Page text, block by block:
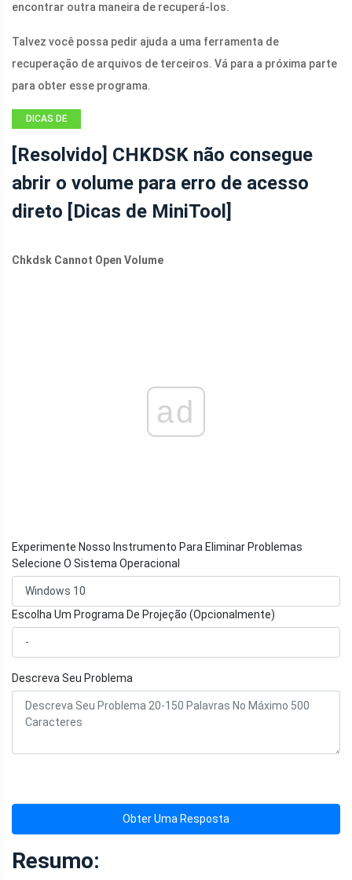
encontrar outra maneira de recuperá-los.
Talvez você possa pedir ajuda a uma ferramenta de
recuperação de arquivos de terceiros. Vá para a próxima parte
para obter esse programa.
DICAS DE
DE DADOS
[Resolvido] CHKDSK não consegue
abrir o volume para erro de acesso
direto [Dicas de MiniTool]
Chkdsk Cannot Open Volume
ad
Experimente Nosso Instrumento Para Eliminar Problemas
Selecione O Sistema Operacional
Escolha Um Programa De Projeção (Opcionalmente)
Descreva Seu Problema
Obter Uma Resposta
Resumo: